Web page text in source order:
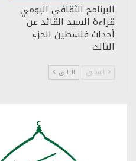
البرنامج الثقافي اليومي
قراءة السيد القائد عن
أحداث فلسطين الجزء
الثالث
السابق التالي